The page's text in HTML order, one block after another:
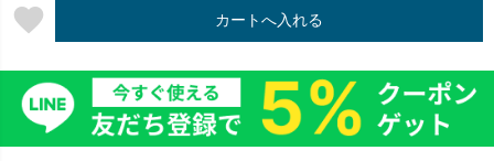
favorite カートへ入れる